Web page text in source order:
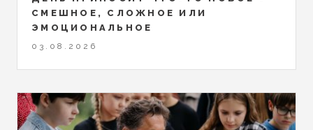
СМЕШНОЕ, СЛОЖНОЕ ИЛИ
ЭМОЦИОНАЛЬНОЕ
03.08.2026